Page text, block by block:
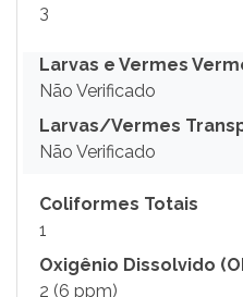
3
Larvas e Vermes
Não Verificado
Larvas/Vermes
Não Verificado
Coliformes Totais
1
Oxigênio Dissolvido
2 (6 ppm)